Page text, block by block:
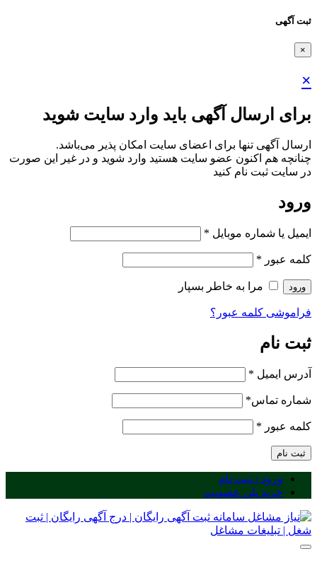
ثبت آگهی
×
×
برای ارسال آگهی باید وارد سایت شوید
ارسال آگهی تنها برای اعضای سایت امکان پذیر می‌باشد.
چنانچه هم‌ اکنون عضو سایت هستید وارد شوید و در غیر این صورت
در سایت ثبت نام کنید
ورود
ایمیل یا شماره موبایل *
کلمه عبور *
ورود مرا به خاطر بسپار
فراموشی کلمه عبور؟
ثبت نام
آدرس ایمیل *
شماره تماس*
کلمه عبور *
ثبت نام
ورود / ثبت نام
خرید پلن عضویت